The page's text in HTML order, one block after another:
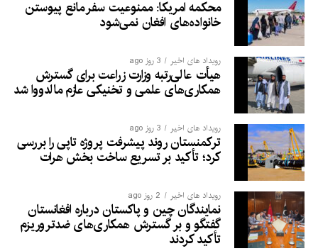
محکمه امریکا: ممنوعیت سفر مانع پیوستن
خانواده‌های افغان نمی‌شود
رویداد های اخیر 3 روز ago
هیأت عالی‌رتبه وزارت زراعت برای گسترش
همکاری‌های علمی و تخنیکی عازم مالدووا شد
رویداد های اخیر 3 روز ago
ترکمنستان روند پیشرفت پروژه تاپی را بررسی
کرد؛ تأکید بر تسریع ساخت بخش هرات
رویداد های اخیر 2 روز ago
نمایندگان چین و پاکستان درباره افغانستان
گفتگو و بر گسترش همکاری‌های ضدتروریزم
تأکید کردند